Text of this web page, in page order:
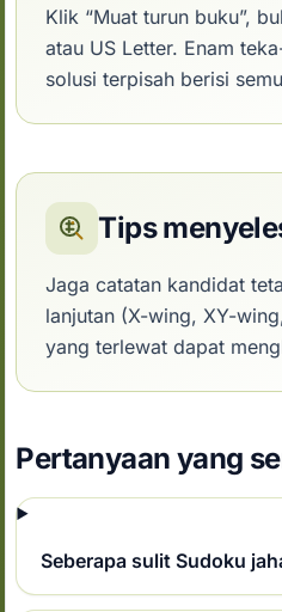
Klik “Muat turun buku”,
atau US Letter. Enam
solusi terpisah berisi
Tips
Jaga catatan kandidat
lanjutan (X-wing, XY-
yang terlewat dapat
Pertanyaan yang
Seberapa sulit Sudoku